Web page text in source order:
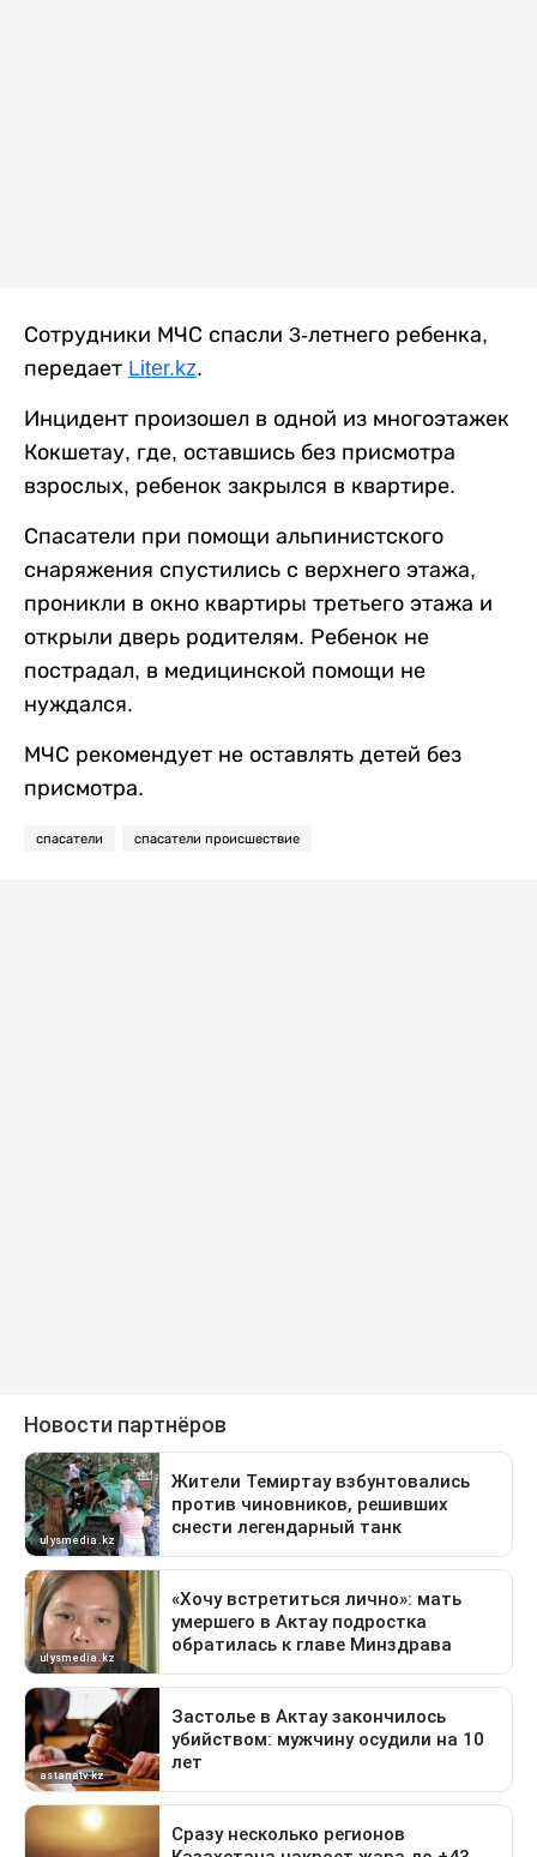
Сотрудники МЧС спасли 3-летнего ребенка,
передает Liter.kz.
Инцидент произошел в одной из многоэтажек
Кокшетау, где, оставшись без присмотра
взрослых, ребенок закрылся в квартире.
Спасатели при помощи альпинистского
снаряжения спустились с верхнего этажа,
проникли в окно квартиры третьего этажа и
открыли дверь родителям. Ребенок не
пострадал, в медицинской помощи не
нуждался.
МЧС рекомендует не оставлять детей без
присмотра.
спасатели спасатели происшествие